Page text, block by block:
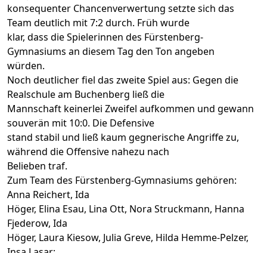
konsequenter Chancenverwertung setzte sich das
Team deutlich mit 7:2 durch. Früh wurde
klar, dass die Spielerinnen des Fürstenberg-
Gymnasiums an diesem Tag den Ton angeben
würden.
Noch deutlicher fiel das zweite Spiel aus: Gegen die
Realschule am Buchenberg ließ die
Mannschaft keinerlei Zweifel aufkommen und gewann
souverän mit 10:0. Die Defensive
stand stabil und ließ kaum gegnerische Angriffe zu,
während die Offensive nahezu nach
Belieben traf.
Zum Team des Fürstenberg-Gymnasiums gehören:
Anna Reichert, Ida
Höger, Elina Esau, Lina Ott, Nora Struckmann, Hanna
Fjederow, Ida
Höger, Laura Kiesow, Julia Greve, Hilda Hemme-Pelzer,